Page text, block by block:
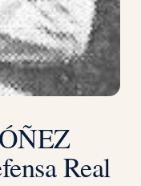
Real